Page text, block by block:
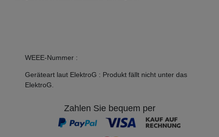
WEEE-Nummer :
Geräteart laut ElektroG : Produkt fällt nicht unter das
ElektroG.
Zahlen Sie bequem per